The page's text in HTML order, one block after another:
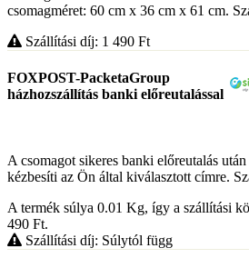
csomagméret: 60 cm x 36 cm x 61 cm.
Szállítási díj: 1 490 Ft
FOXPOST-PacketaGroup
házhozszállítás banki előreutalással
A csomagot sikeres banki előreutalás
kézbesíti az Ön által kiválasztott címre.
A termék súlya 0.01 Kg, így a szállítási
490 Ft.
Szállítási díj: Súlytól függ